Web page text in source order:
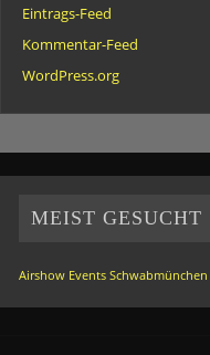
Eintrags-Feed
Kommentar-Feed
WordPress.org
MEIST GESUCHT
Airshow Events Schwabmünchen